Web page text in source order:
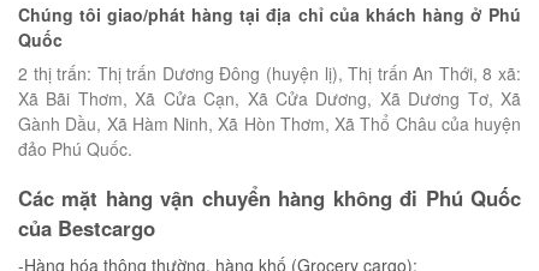
Chúng tôi giao/phát hàng tại địa chỉ của khách hàng ở Phú
Quốc
2 thị trấn: Thị trấn Dương Đông (huyện lị), Thị trấn An Thới, 8 xã:
Xã Bãi Thơm, Xã Cửa Cạn, Xã Cửa Dương, Xã Dương Tơ, Xã
Gành Dầu, Xã Hàm Ninh, Xã Hòn Thơm, Xã Thổ Châu của huyện
đảo Phú Quốc.
Các mặt hàng vận chuyển hàng không đi Phú Quốc
của Bestcargo
-Hàng hóa thông thường, hàng khố (Grocery cargo):